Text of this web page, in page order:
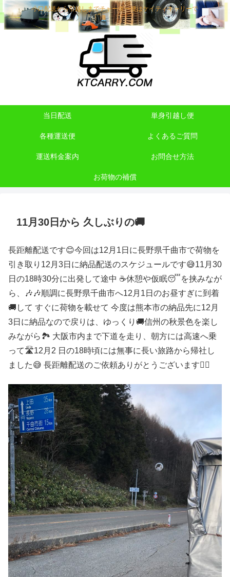
小口配送から引越しまでチャーター便はケイティキャリーで
当日配送 単身引越し便
各種運送便 よくあるご質問
運送料金案内 お問合せ方法
お荷物の補償
11月30日から 久しぶりの🚚
長距離配送です😊今回は12月1日に長野県千曲市で荷物を
引き取り12月3日に納品配送のスケジュールです😅11月30
日の18時30分に出発して途中 ☕️休憩や仮眠😴を挟みなが
ら、🎶🎶順調に長野県千曲市へ12月1日のお昼すぎに到着
🚚して すぐに荷物を載せて 今度は熊本市の納品先に12月
3日に納品なので戻りは、ゆっくり🚚信州の秋景色を楽し
みながら🏞 大阪市内まで下道を走り、朝方には高速へ乗
って🛣12月2 日の18時頃には無事に長い旅路から帰社し
ました😅 長距離配送のご依頼ありがとうございます🙇‍♂️